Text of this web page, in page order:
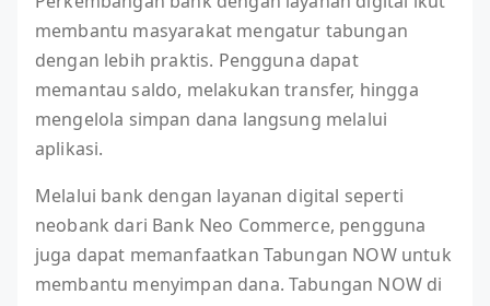
membantu masyarakat mengatur tabungan
dengan lebih praktis. Pengguna dapat
memantau saldo, melakukan transfer, hingga
mengelola simpan dana langsung melalui
aplikasi.
Melalui bank dengan layanan digital seperti
neobank dari Bank Neo Commerce, pengguna
juga dapat memanfaatkan Tabungan NOW untuk
membantu menyimpan dana. Tabungan NOW di